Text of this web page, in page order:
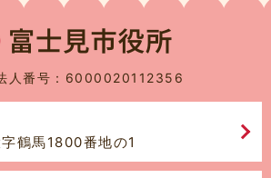
人番号：6000020112356
鶴馬1800番地の1